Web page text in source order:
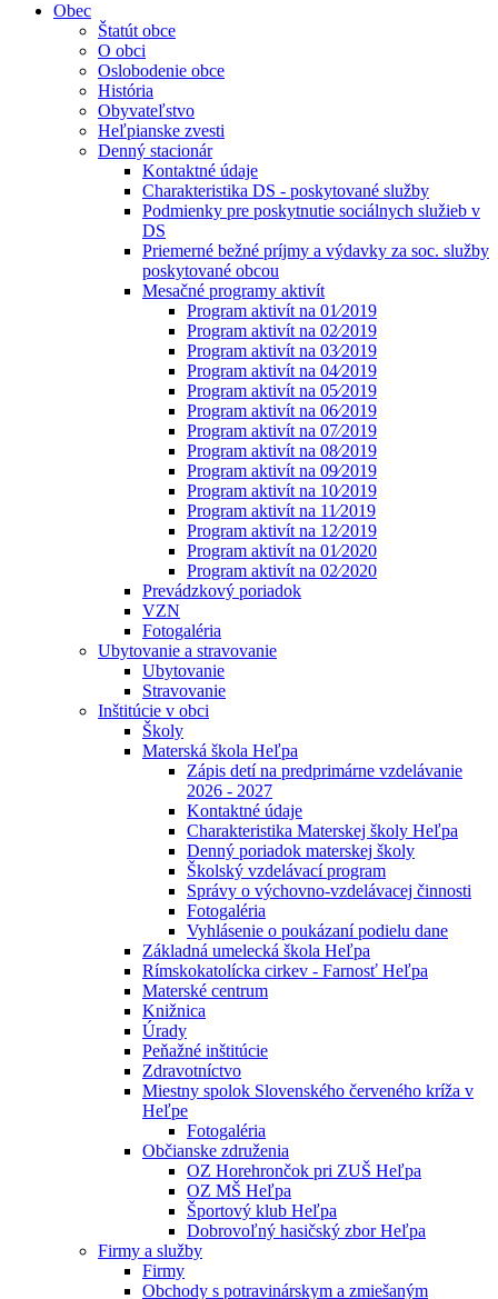
Obec
Štatút obce
O obci
Oslobodenie obce
História
Obyvateľstvo
Heľpianske zvesti
Denný stacionár
Kontaktné údaje
Charakteristika DS - poskytované služby
Podmienky pre poskytnutie sociálnych služieb v
DS
Priemerné bežné príjmy a výdavky za soc. služby
poskytované obcou
Mesačné programy aktivít
Program aktivít na 01⁄2019
Program aktivít na 02⁄2019
Program aktivít na 03⁄2019
Program aktivít na 04⁄2019
Program aktivít na 05⁄2019
Program aktivít na 06⁄2019
Program aktivít na 07⁄2019
Program aktivít na 08⁄2019
Program aktivít na 09⁄2019
Program aktivít na 10⁄2019
Program aktivít na 11⁄2019
Program aktivít na 12⁄2019
Program aktivít na 01⁄2020
Program aktivít na 02⁄2020
Prevádzkový poriadok
VZN
Fotogaléria
Ubytovanie a stravovanie
Ubytovanie
Stravovanie
Inštitúcie v obci
Školy
Materská škola Heľpa
Zápis detí na predprimárne vzdelávanie
2026 - 2027
Kontaktné údaje
Charakteristika Materskej školy Heľpa
Denný poriadok materskej školy
Školský vzdelávací program
Správy o výchovno-vzdelávacej činnosti
Fotogaléria
Vyhlásenie o poukázaní podielu dane
Základná umelecká škola Heľpa
Rímskokatolícka cirkev - Farnosť Heľpa
Materské centrum
Knižnica
Úrady
Peňažné inštitúcie
Zdravotníctvo
Miestny spolok Slovenského červeného kríža v
Heľpe
Fotogaléria
Občianske združenia
OZ Horehrončok pri ZUŠ Heľpa
OZ MŠ Heľpa
Športový klub Heľpa
Dobrovoľný hasičský zbor Heľpa
Firmy a služby
Firmy
Obchody s potravinárskym a zmiešaným